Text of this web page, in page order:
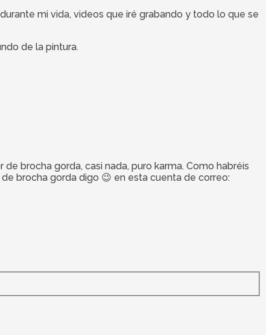
mi vida, videos que iré grabando y todo lo que se
de la pintura.
brocha gorda, casi nada, puro karma. Como habréis
brocha gorda digo 😉 en esta cuenta de correo: